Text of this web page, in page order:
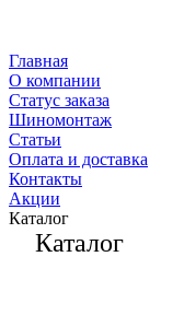
Главная
О компании
Статус заказа
Шиномонтаж
Статьи
Оплата и доставка
Контакты
Акции
Каталог
Каталог